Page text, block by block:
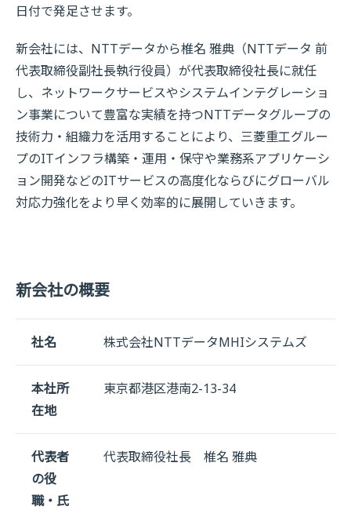
日付で発足させます。
新会社には、NTTデータから椎名 雅典（NTTデータ 前
代表取締役副社長執行役員）が代表取締役社長に就任
し、ネットワークサービスやシステムインテグレーショ
ン事業について豊富な実績を持つNTTデータグループの
技術力・組織力を活用することにより、三菱重工グルー
プのITインフラ構築・運用・保守や業務系アプリケーシ
ョン開発などのITサービスの高度化ならびにグローバル
対応力強化をより早く効率的に展開していきます。
新会社の概要
社名 株式会社NTTデータMHIシステムズ
本社所
在地
東京都港区港南2-13-34
代表者
の役
職・氏
代表取締役社長 椎名 雅典